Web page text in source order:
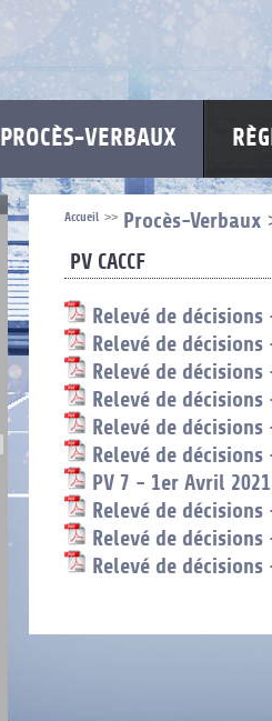
PROCÈS-VERBAUX
Accueil >> Procès-Verbaux
PV CACCF
Relevé de
Relevé de
Relevé de
Relevé de
Relevé de décisions
Relevé de
PV 7 - 1er Avril 2021
Relevé de
Relevé de
Relevé de